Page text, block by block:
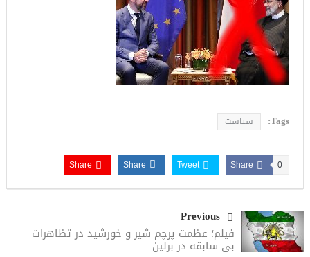
Tags: سیاست
Share 0
Tweet
Share
Share
Previous
فیلم؛ عظمت پرچم شیر و خورشید در تظاهرات
بی سابقه در برلین